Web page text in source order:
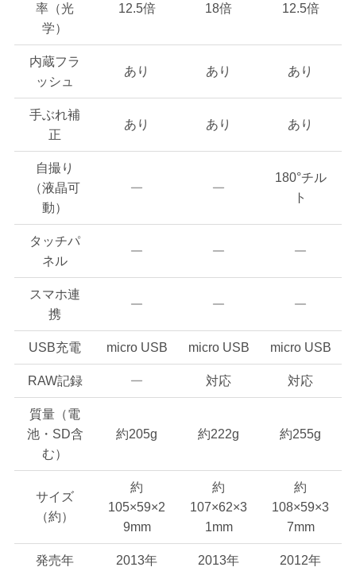
率（光
学）
12.5倍 18倍 12.5倍
内蔵フラ
ッシュ
あり あり あり
手ぶれ補
正
あり あり あり
自撮り
（液晶可
動）
180°チル
ト
タッチパ
ネル
スマホ連
携
USB充電 micro USB micro USB micro USB
RAW記録 対応 対応
質量（電
池・SD含
む）
約205g 約222g 約255g
サイズ
（約）
約
105×59×2
9mm
約
107×62×3
1mm
約
108×59×3
7mm
発売年 2013年 2013年 2012年